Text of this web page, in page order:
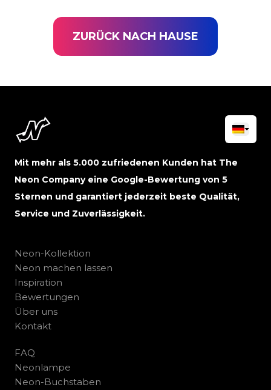
ZURÜCK NACH HAUSE
Mit mehr als 5.000 zufriedenen Kunden hat The
Neon Company eine Google-Bewertung von 5
Sternen und garantiert jederzeit beste Qualität,
Service und Zuverlässigkeit.
Neon-Kollektion
Neon machen lassen
Inspiration
Bewertungen
Über uns
Kontakt
FAQ
Neonlampe
Neon-Buchstaben